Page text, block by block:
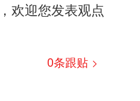
欢迎您发表观点
0条跟贴